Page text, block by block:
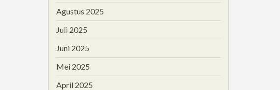
Agustus 2025
Juli 2025
Juni 2025
Mei 2025
April 2025